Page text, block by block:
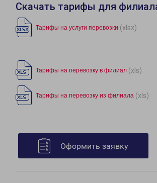
Скачать тарифы для
Тарифы на услуги перевозки (xlsx)
Тарифы на перевозку в филиал (xls)
Тарифы на перевозку из филиала (xls)
Оформить заявку